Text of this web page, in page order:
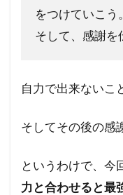
をつけていこう。
そして、感謝を
自力で出来ないこ
そしてその後の感
というわけで、今
力と合わせると最